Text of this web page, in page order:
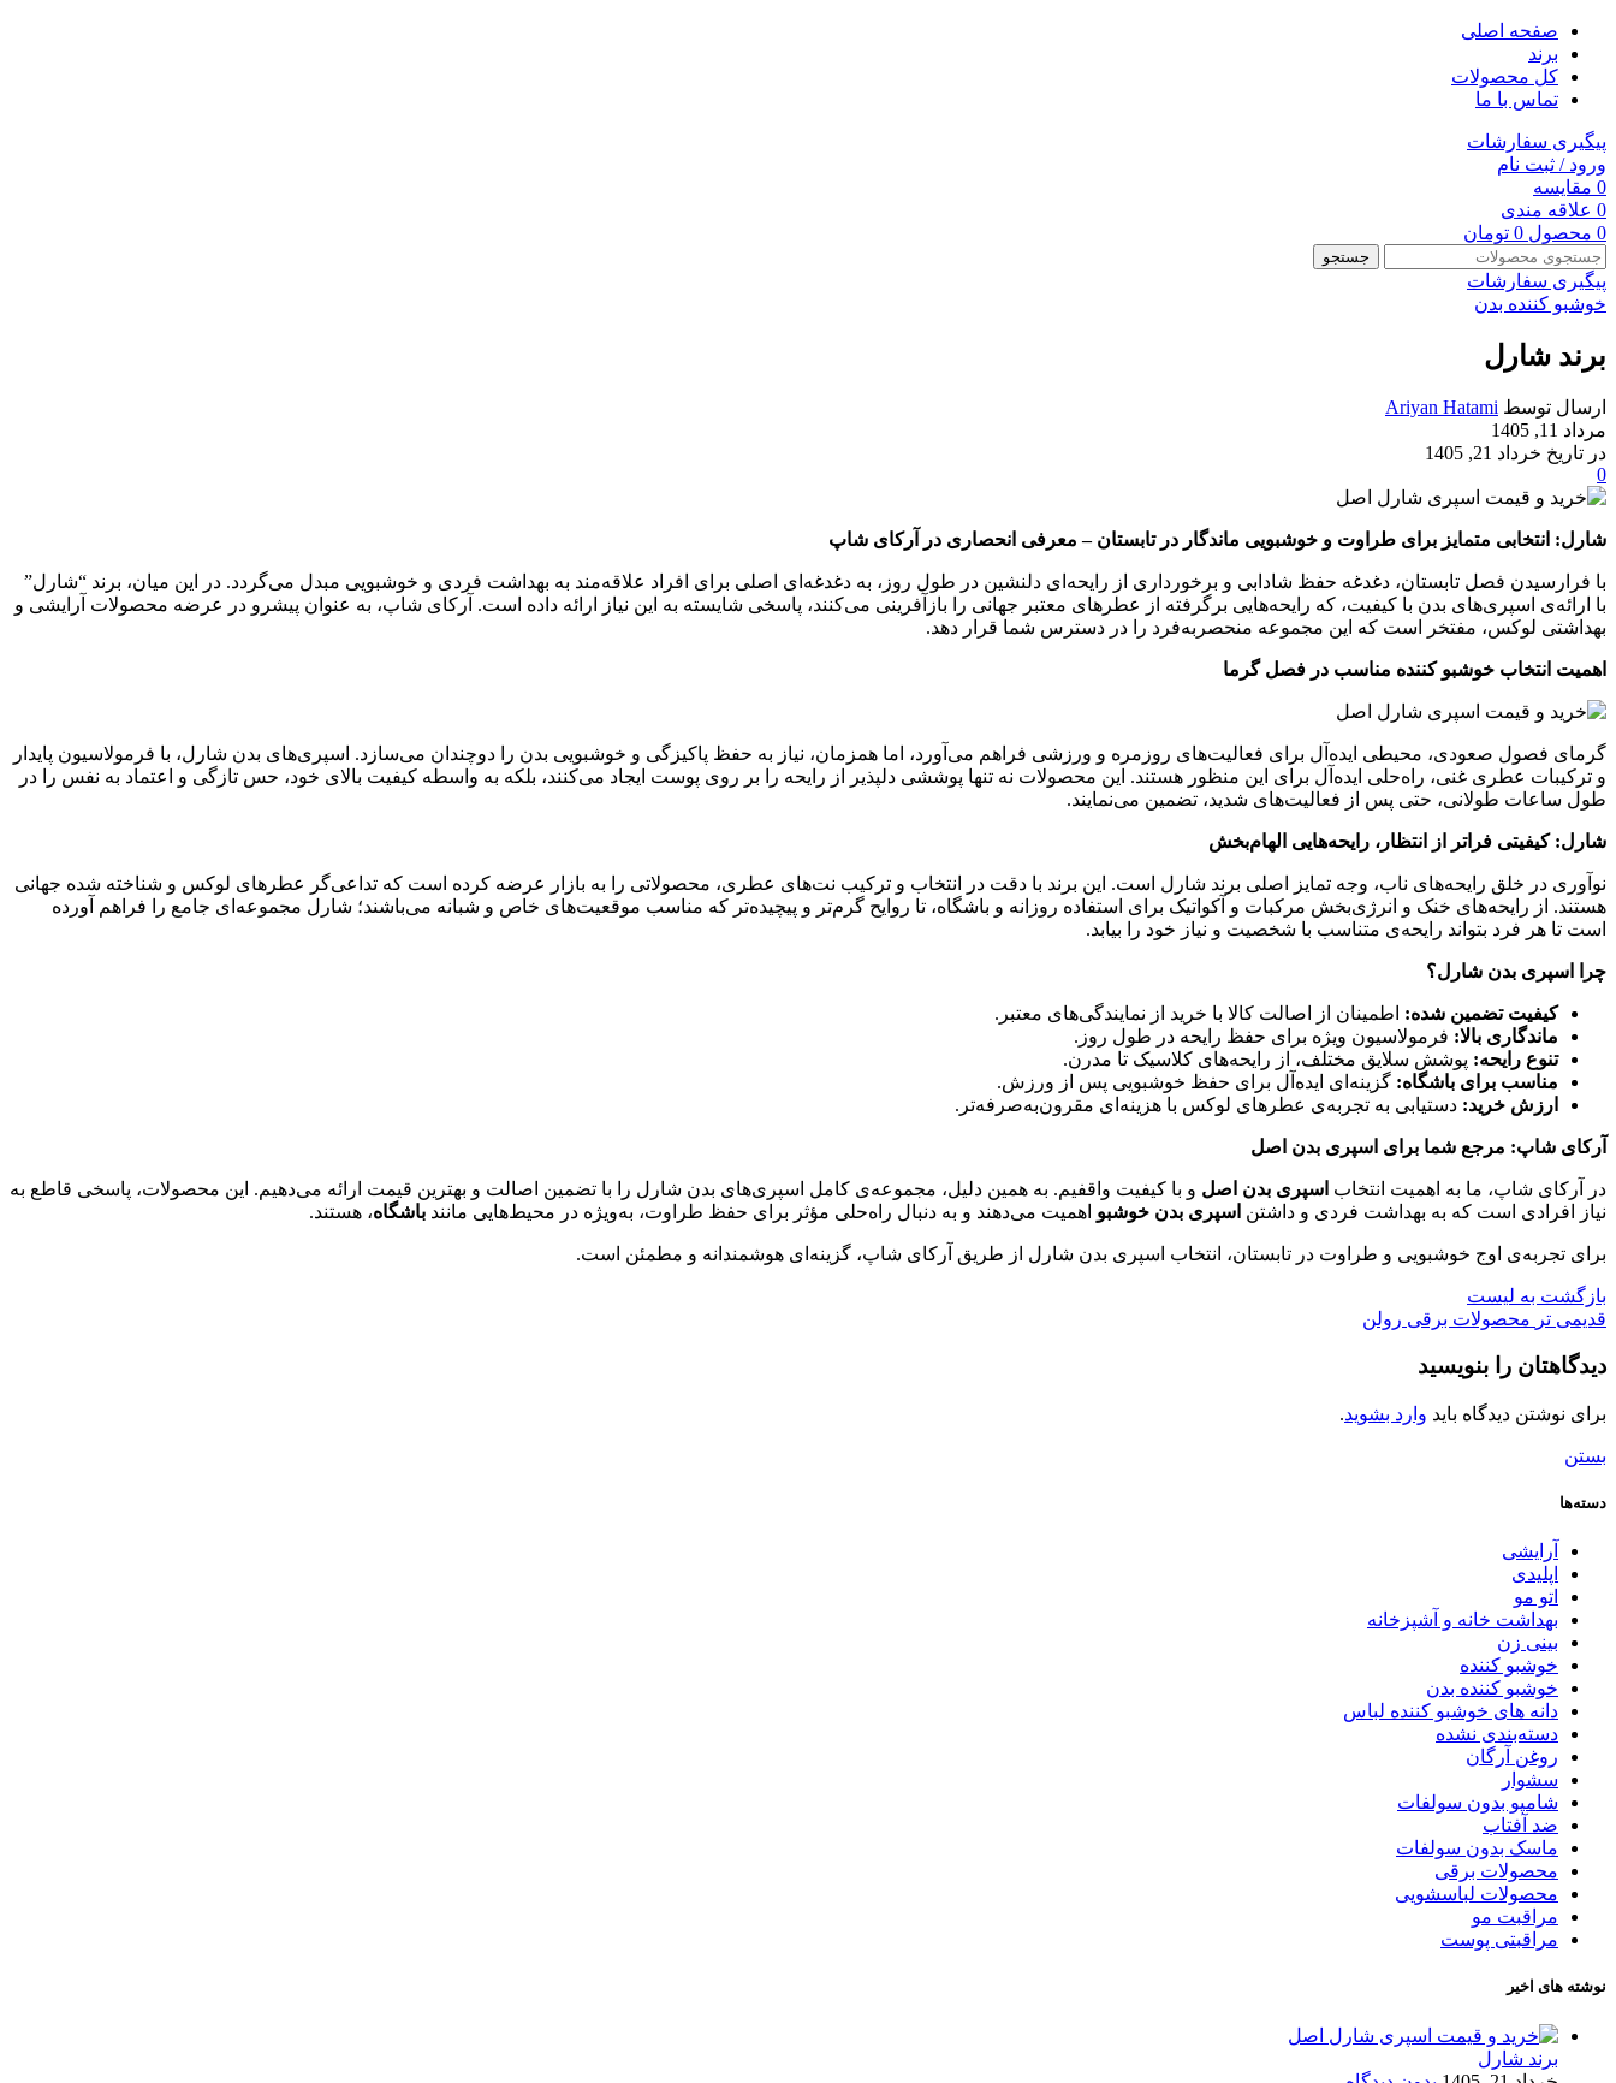
صفحه اصلی
برند
کل محصولات
تماس با ما
پیگیری سفارشات
ورود / ثبت نام
0 مقایسه
0 علاقه مندی
0 محصول 0 تومان
جستجو
پیگیری سفارشات
خوشبو کننده بدن
برند شارل
ارسال توسط Ariyan Hatami
مرداد 11, 1405
در تاریخ خرداد 21, 1405
0
شارل: انتخابی متمایز برای طراوت و خوشبویی ماندگار در تابستان – معرفی انحصاری در آرکای شاپ
با فرارسیدن فصل تابستان، دغدغه حفظ شادابی و برخورداری از رایحه‌ای دلنشین در طول روز، به دغدغه‌ای اصلی برای افراد علاقه‌مند به بهداشت فردی و خوشبویی مبدل می‌گردد. در این میان، برند “شارل”
با ارائه‌ی اسپری‌های بدن با کیفیت، که رایحه‌هایی برگرفته از عطرهای معتبر جهانی را بازآفرینی می‌کنند، پاسخی شایسته به این نیاز ارائه داده است. آرکای شاپ، به عنوان پیشرو در عرضه محصولات آرایشی و
بهداشتی لوکس، مفتخر است که این مجموعه منحصربه‌فرد را در دسترس شما قرار دهد.
اهمیت انتخاب خوشبو کننده مناسب در فصل گرما
گرمای فصول صعودی، محیطی ایده‌آل برای فعالیت‌های روزمره و ورزشی فراهم می‌آورد، اما همزمان، نیاز به حفظ پاکیزگی و خوشبویی بدن را دوچندان می‌سازد. اسپری‌های بدن شارل، با فرمولاسیون پایدار
و ترکیبات عطری غنی، راه‌حلی ایده‌آل برای این منظور هستند. این محصولات نه تنها پوششی دلپذیر از رایحه را بر روی پوست ایجاد می‌کنند، بلکه به واسطه کیفیت بالای خود، حس تازگی و اعتماد به نفس را در
طول ساعات طولانی، حتی پس از فعالیت‌های شدید، تضمین می‌نمایند.
شارل: کیفیتی فراتر از انتظار، رایحه‌هایی الهام‌بخش
نوآوری در خلق رایحه‌های ناب، وجه تمایز اصلی برند شارل است. این برند با دقت در انتخاب و ترکیب نت‌های عطری، محصولاتی را به بازار عرضه کرده است که تداعی‌گر عطر‌های لوکس و شناخته شده جهانی
هستند. از رایحه‌های خنک و انرژی‌بخش مرکبات و آکواتیک برای استفاده روزانه و باشگاه، تا روایح گرم‌تر و پیچیده‌تر که مناسب موقعیت‌های خاص و شبانه می‌باشند؛ شارل مجموعه‌ای جامع را فراهم آورده
است تا هر فرد بتواند رایحه‌ی متناسب با شخصیت و نیاز خود را بیابد.
چرا اسپری بدن شارل؟
کیفیت تضمین شده: اطمینان از اصالت کالا با خرید از نمایندگی‌های معتبر.
ماندگاری بالا: فرمولاسیون ویژه برای حفظ رایحه در طول روز.
تنوع رایحه: پوشش سلایق مختلف، از رایحه‌های کلاسیک تا مدرن.
مناسب برای باشگاه: گزینه‌ای ایده‌آل برای حفظ خوشبویی پس از ورزش.
ارزش خرید: دستیابی به تجربه‌ی عطرهای لوکس با هزینه‌ای مقرون‌به‌صرفه‌تر.
آرکای شاپ: مرجع شما برای اسپری بدن اصل
در آرکای شاپ، ما به اهمیت انتخاب اسپری بدن اصل و با کیفیت واقفیم. به همین دلیل، مجموعه‌ی کامل اسپری‌های بدن شارل را با تضمین اصالت و بهترین قیمت ارائه می‌دهیم. این محصولات، پاسخی قاطع به
نیاز افرادی است که به بهداشت فردی و داشتن اسپری بدن خوشبو اهمیت می‌دهند و به دنبال راه‌حلی مؤثر برای حفظ طراوت، به‌ویژه در محیط‌هایی مانند باشگاه، هستند.
برای تجربه‌ی اوج خوشبویی و طراوت در تابستان، انتخاب اسپری بدن شارل از طریق آرکای شاپ، گزینه‌ای هوشمندانه و مطمئن است.
بازگشت به لیست
قدیمی تر محصولات برقی رولن
دیدگاهتان را بنویسید
برای نوشتن دیدگاه باید وارد بشوید.
بستن
دسته‌ها
آرایشی
اپلیدی
اتو مو
بهداشت خانه و آشپزخانه
بینی زن
خوشبو کننده
خوشبو کننده بدن
دانه های خوشبو کننده لباس
دسته‌بندی نشده
روغن آرگان
سشوار
شامپو بدون سولفات
ضد آفتاب
ماسک بدون سولفات
محصولات برقی
محصولات لباسشویی
مراقبت مو
مراقبتی پوست
نوشته های اخیر
برند شارل